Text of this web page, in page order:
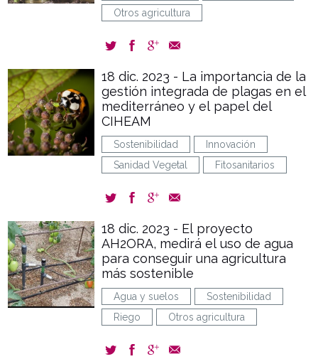
Otros agricultura
18 dic. 2023 - La importancia de la
gestión integrada de plagas en el
mediterráneo y el papel del
CIHEAM
Sostenibilidad
Innovación
Sanidad Vegetal
Fitosanitarios
18 dic. 2023 - El proyecto
AH2ORA, medirá el uso de agua
para conseguir una agricultura
más sostenible
Agua y suelos
Sostenibilidad
Riego
Otros agricultura